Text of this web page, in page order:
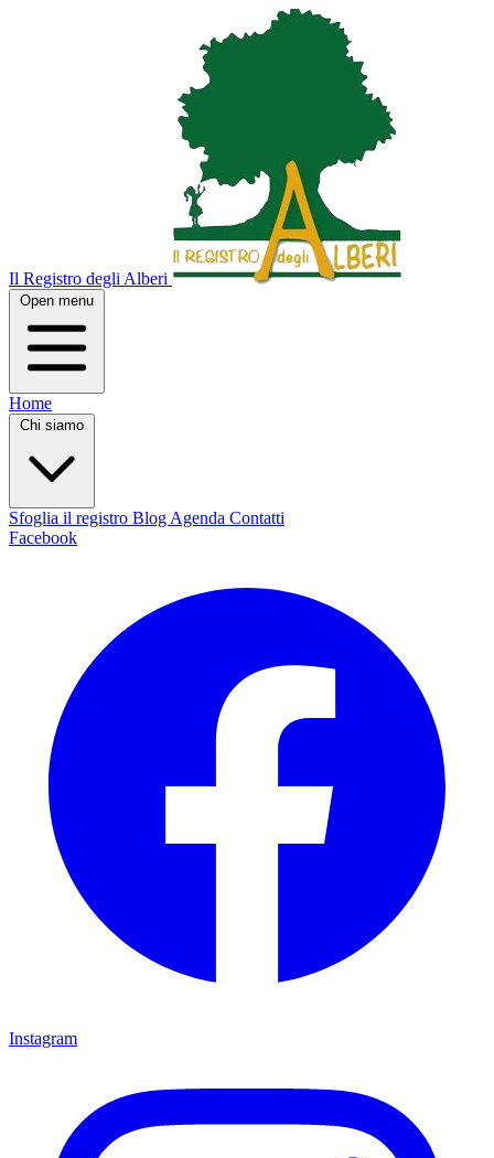
Il Registro degli Alberi
Open menu
Home
Chi siamo
Sfoglia il registro Blog Agenda Contatti
Facebook
Instagram